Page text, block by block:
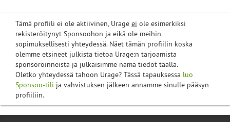
Tämä profiili ei ole aktiivinen, Urage ei ole esimerkiksi
rekisteröitynyt Sponsoohon ja eikä ole meihin
sopimuksellisesti yhteydessä. Näet tämän profiilin koska
olemme etsineet julkista tietoa Urage:n tarjoamista
sponsoroinneista ja julkaisimme nämä tiedot täällä.
Oletko yhteydessä tahoon Urage? Tässä tapauksessa luo
Sponsoo-tili ja vahvistuksen jälkeen annamme sinulle pääsyn
profiiliin.